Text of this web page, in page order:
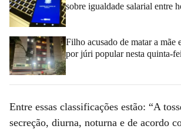
sobre igualdade salarial entre
Filho acusado de matar a mãe
por júri popular nesta quinta-
Entre essas classificações estão: “A
secreção, diurna, noturna e de acordo